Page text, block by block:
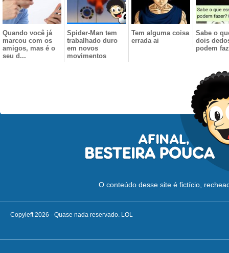
Quando você já
marcou com os
amigos, mas é o
seu d...
Spider-Man tem
trabalhado duro
em novos
movimentos
Tem alguma coisa
errada ai
Sabe o
dois
podem
O conteúdo desse site é fictício,
Copyleft 2026 - Quase nada reservado. LOL